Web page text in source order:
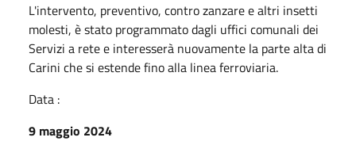
L'intervento, preventivo, contro zanzare e altri insetti
molesti, è stato programmato dagli uffici comunali dei
Servizi a rete e interesserà nuovamente la parte alta di
Carini che si estende fino alla linea ferroviaria.
Data :
9 maggio 2024